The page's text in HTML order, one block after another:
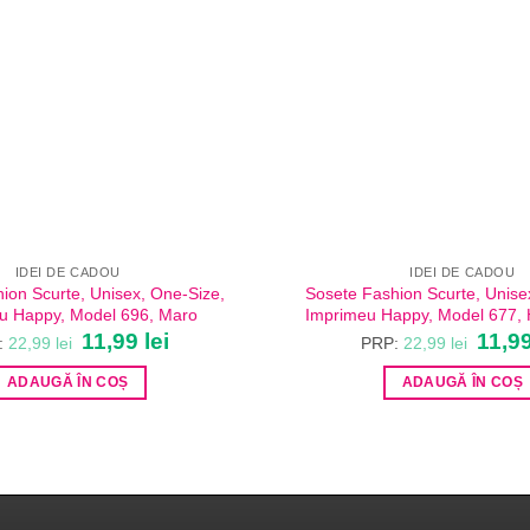
IDEI DE CADOU
Scurte, Unisex, One-Size,
Happy, Model 696, Maro
22,99 lei Prețul
inițial
a
fost:
22,99 lei.
11,99 lei
ADAUGĂ ÎN COȘ
IDEI DE CADOU
Sosete Fashion Scurte,
Imprimeu Happy, Model 677,
PRP: 22,99 lei Prețul
inițial
a
fost:
22,99
ADAUGĂ ÎN COȘ